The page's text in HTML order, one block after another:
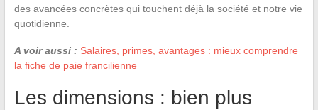
des avancées concrètes qui touchent déjà la société et notre vie
quotidienne.
A voir aussi : Salaires, primes, avantages : mieux comprendre
la fiche de paie francilienne
Les dimensions : bien plus